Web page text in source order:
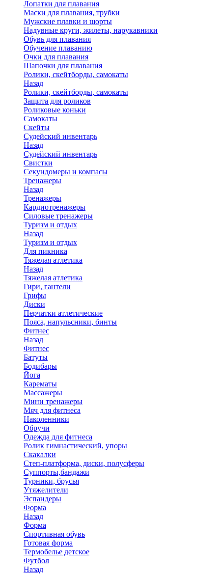
Лопатки для плавания
Маски для плавания, трубки
Мужские плавки и шорты
Надувные круги, жилеты, нарукавники
Обувь для плавания
Обучение плаванию
Очки для плавания
Шапочки для плавания
Ролики, скейтборды, самокаты
Назад
Ролики, скейтборды, самокаты
Защита для роликов
Роликовые коньки
Самокаты
Скейты
Судейский инвентарь
Назад
Судейский инвентарь
Свистки
Секундомеры и компасы
Тренажеры
Назад
Тренажеры
Кардиотренажеры
Силовые тренажеры
Туризм и отдых
Назад
Туризм и отдых
Для пикника
Тяжелая атлетика
Назад
Тяжелая атлетика
Гири, гантели
Грифы
Диски
Перчатки атлетические
Пояса, напульсники, бинты
Фитнес
Назад
Фитнес
Батуты
Бодибары
Йога
Карематы
Массажеры
Мини тренажеры
Мяч для фитнеса
Наколенники
Обручи
Одежда для фитнеса
Ролик гимнастический, упоры
Скакалки
Степ-платформа, диски, полусферы
Суппорты,бандажи
Турники, брусья
Утяжелители
Эспандеры
Форма
Назад
Форма
Спортивная обувь
Готовая форма
Термобелье детское
Футбол
Назад